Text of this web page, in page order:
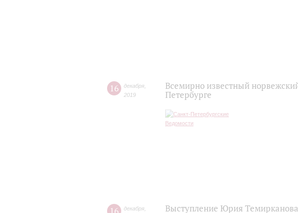
16 декабря
2019
Всемирно известный
Петербурге
декабря
Выступление Юрия